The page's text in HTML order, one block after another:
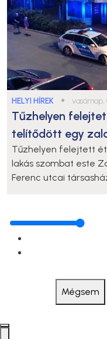
HELYI HÍREK ● vasárnap,
Tűzhelyen
telítődött egy
Tűzhelyen felejtett
lakás szombat este
Ferenc utcai
Mégsem